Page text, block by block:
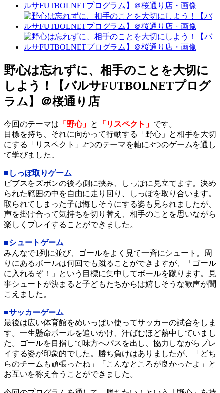
野心は忘れずに、相手のことを大切に
しよう！【バルサFUTBOLNETプログ
ラム】＠桜通り店
今回のテーマは 「野心」 と 「リスペクト」 です。
目標を持ち、それに向かって行動する「野心」と相手を大切
にする「リスペクト」2つのテーマを軸に3つのゲームを通し
て学びました。
■しっぽ取りゲーム
ビブスをズボンの後ろ側に挟み、しっぽに見立てます。決め
られた範囲の中を自由に走り回り、しっぽを取り合います。
取られてしまった子は悔しそうにする姿も見られましたが、
声を掛け合って気持ちを切り替え、相手のことを思いながら
楽しくプレイすることができました。
■シュートゲーム
みんなで1列に並び、ゴールをよく見て一斉にシュート。周
りにあるボールは何回でも蹴ることができますが、「ゴール
に入れるぞ！」という目標に集中してボールを蹴ります。見
事シュートが決まると子どもたちからは嬉しそうな歓声が聞
こえました。
■サッカーゲーム
最後は広い体育館をめいっぱい使ってサッカーの試合をしま
す。一生懸命ボールを追いかけ、汗ばむほど熱中していまし
た。ゴールを目指して味方へパスを出し、協力しながらプレ
イする姿が印象的でした。勝ち負けはありましたが、「どち
らのチームも頑張ったね」「こんなところが良かったよ」と
お互いを称え合うことができました。